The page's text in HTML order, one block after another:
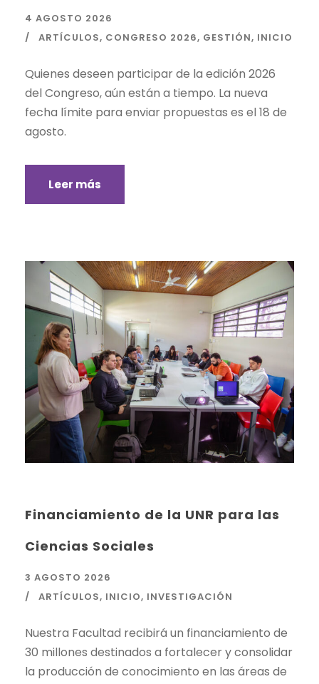
4 AGOSTO 2026
ARTÍCULOS, CONGRESO 2026, GESTIÓN, INICIO
Quienes deseen participar de la edición 2026
del Congreso, aún están a tiempo. La nueva
fecha límite para enviar propuestas es el 18 de
agosto.
Leer más
Financiamiento de la UNR para las
Ciencias Sociales
3 AGOSTO 2026
ARTÍCULOS, INICIO, INVESTIGACIÓN
Nuestra Facultad recibirá un financiamiento de
30 millones destinados a fortalecer y consolidar
la producción de conocimiento en las áreas de